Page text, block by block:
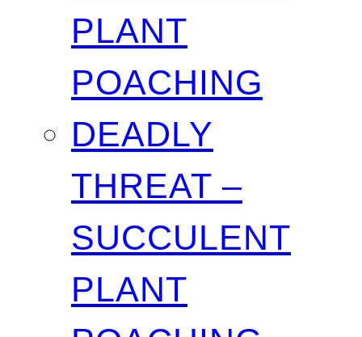
PLANT
POACHING
DEADLY
THREAT –
SUCCULENT
PLANT